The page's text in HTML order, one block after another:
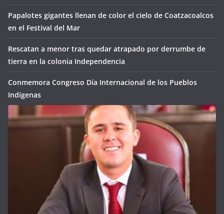
Papalotes gigantes llenan de color el cielo de Coatzacoalcos
en el Festival del Mar
Rescatan a menor tras quedar atrapado por derrumbe de
tierra en la colonia Independencia
Conmemora Congreso Día Internacional de los Pueblos
Indígenas